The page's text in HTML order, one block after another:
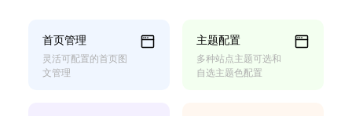
首页管理
灵活可配置的首页图
文管理
主题配置
多种站点主题可选和
自选主题色配置